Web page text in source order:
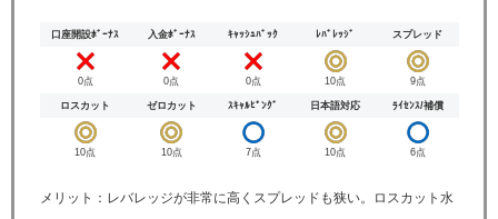
口座開設ﾎﾞｰﾅｽ 入金ﾎﾞｰﾅｽ ｷｬｯｼｭﾊﾞｯｸ ﾚﾊﾞﾚｯｼﾞ スプレッド
0点 0点 0点 10点 9点
ロスカット ゼロカット ｽｷｬﾙﾋﾟﾝｸﾞ 日本語対応 ﾗｲｾﾝｽ/補償
10点 10点 7点 10点 6点
メリット：レバレッジが非常に高くスプレッドも狭い。ロスカット水